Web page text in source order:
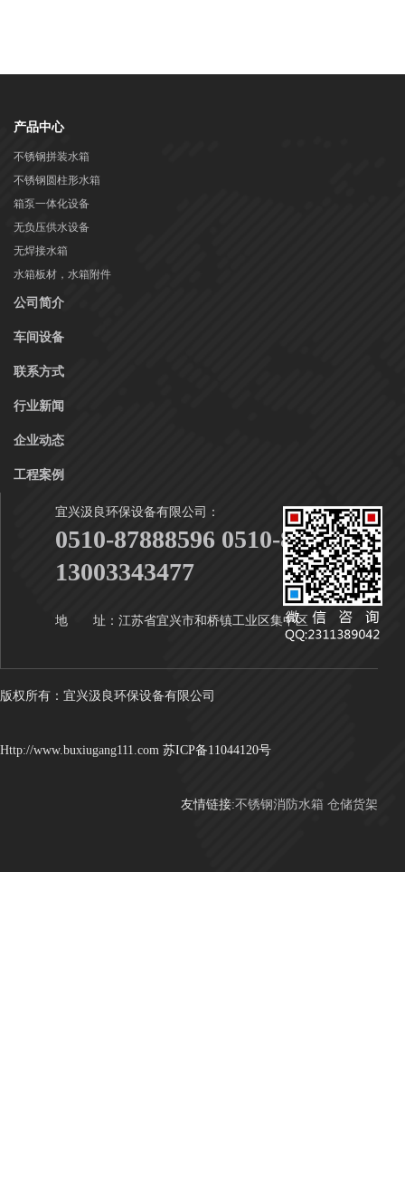
产品中心
不锈钢拼装水箱
不锈钢圆柱形水箱
箱泵一体化设备
无负压供水设备
无焊接水箱
水箱板材，水箱附件
公司简介
车间设备
联系方式
行业新闻
企业动态
工程案例
宜兴汲良环保设备有限公司：
0510-87888596 0510-87888916
13003343477
地 址：江苏省宜兴市和桥镇工业区集中区
版权所有：宜兴汲良环保设备有限公司
Http://www.buxiugang111.com 苏ICP备11044120号
友情链接:不锈钢消防水箱 仓储货架